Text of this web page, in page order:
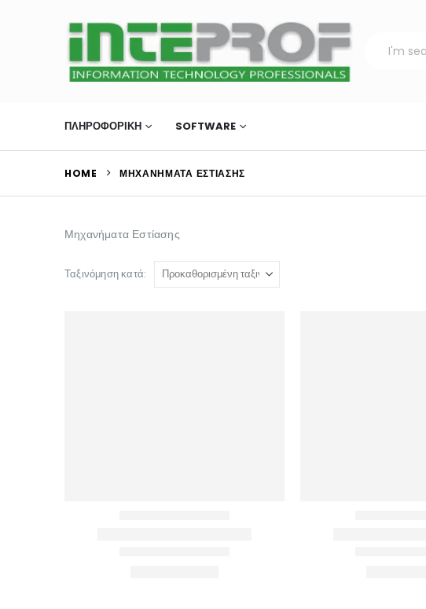
ΠΛΗΡΟΦΟΡΙΚΗ SOFTWARE
HOME ΜΗΧΑΝΉΜΑΤΑ ΕΣΤΊΑΣΗΣ
Μηχανήματα Εστίασης
Ταξινόμηση κατά: